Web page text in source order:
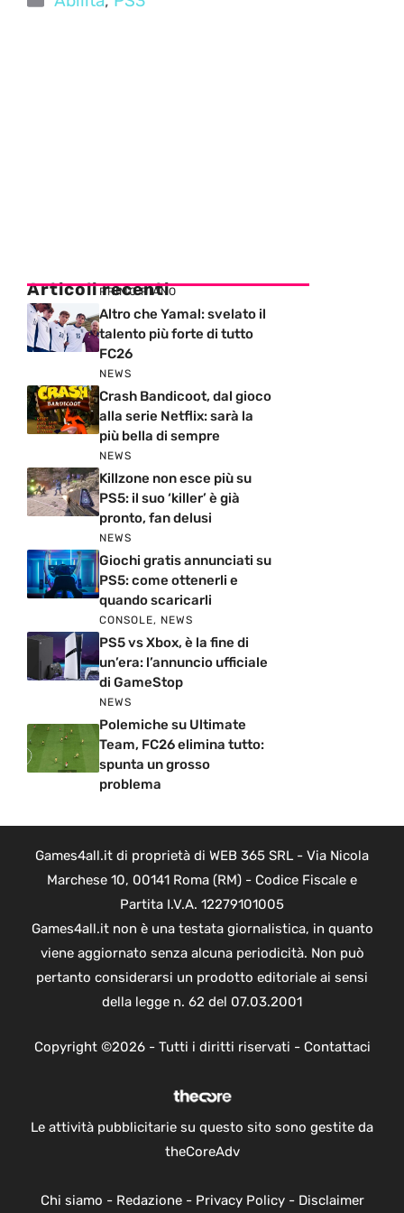
Articoli recenti
PRIMO PIANO
Altro che Yamal: svelato il
talento più forte di tutto
FC26
NEWS
Crash Bandicoot, dal gioco
alla serie Netflix: sarà la
più bella di sempre
NEWS
Killzone non esce più su
PS5: il suo ‘killer’ è già
pronto, fan delusi
NEWS
Giochi gratis annunciati su
PS5: come ottenerli e
quando scaricarli
CONSOLE, NEWS
PS5 vs Xbox, è la fine di
un’era: l’annuncio ufficiale
di GameStop
NEWS
Polemiche su Ultimate
Team, FC26 elimina tutto:
spunta un grosso
problema
Games4all.it di proprietà di WEB 365 SRL - Via Nicola
Marchese 10, 00141 Roma (RM) - Codice Fiscale e
Partita I.V.A. 12279101005
Games4all.it non è una testata giornalistica, in quanto
viene aggiornato senza alcuna periodicità. Non può
pertanto considerarsi un prodotto editoriale ai sensi
della legge n. 62 del 07.03.2001
Copyright ©2026 - Tutti i diritti riservati - Contattaci
Le attività pubblicitarie su questo sito sono gestite da
theCoreAdv
Chi siamo - Redazione- Privacy Policy- Disclaimer